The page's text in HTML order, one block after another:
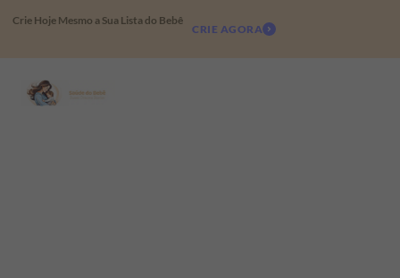
Crie Hoje Mesmo a Sua Lista do Bebê
CRIE AGORA